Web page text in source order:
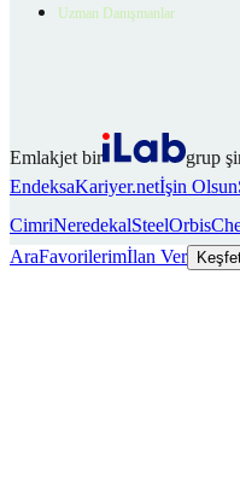
Uzman Danışmanlar
Emlakjet bir
grup
EndeksaKariyer.netİşin Olsun
CimriNeredekalSteelOrbis
AraFavorilerimİlan Ver